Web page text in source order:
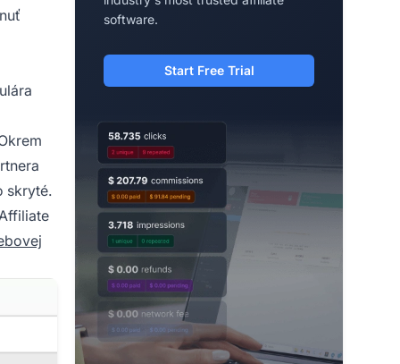
skryté.
software.
Start Free Trial